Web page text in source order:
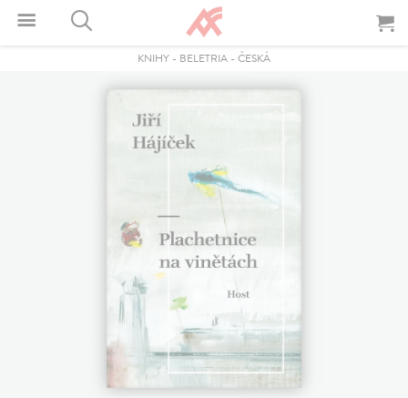
KNIHY - BELETRIA - ČESKÁ